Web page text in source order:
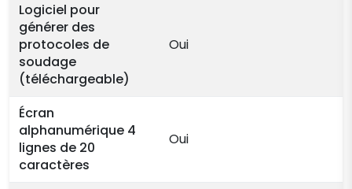
Logiciel pour
générer des
protocoles de
soudage
(téléchargeable)
Oui
Écran
alphanumérique 4
lignes de 20
caractères
Oui